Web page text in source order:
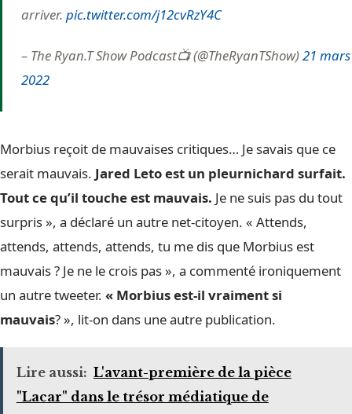
arriver. pic.twitter.com/j12cvRzY4C
– The Ryan.T Show Podcast📺 (@TheRyanTShow)21 mars
2022
Morbius reçoit de mauvaises critiques… Je savais que ce
serait mauvais. Jared Letoest un pleurnichard surfait.
Tout ce qu’il touche est mauvais. Je ne suis pas du tout
surpris », a déclaré un autre net-citoyen. « Attends,
attends, attends, attends, tu me dis que Morbius est
mauvais ? Je ne le crois pas », a commenté ironiquement
un autre tweeter. « Morbius est-il vraiment si
mauvais? », lit-on dans une autre publication.
Lire aussi: L'avant-première de la pièce
"Lacar" dans le trésor médiatique de